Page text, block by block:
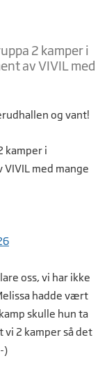
2 kamper i
av VIVIL med
kamper i
med mange
oss, vi har ikke
hadde vært
skulle hun ta
vi 2 kamper så det
)